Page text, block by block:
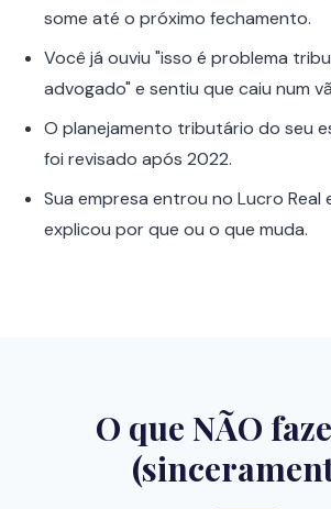
some até o próximo fechamento.
Você já ouviu "isso é problema
advogado" e sentiu que caiu num
O planejamento tributário do seu
foi revisado após 2022.
Sua empresa entrou no Lucro Real
explicou por que ou o que muda.
O que NÃO